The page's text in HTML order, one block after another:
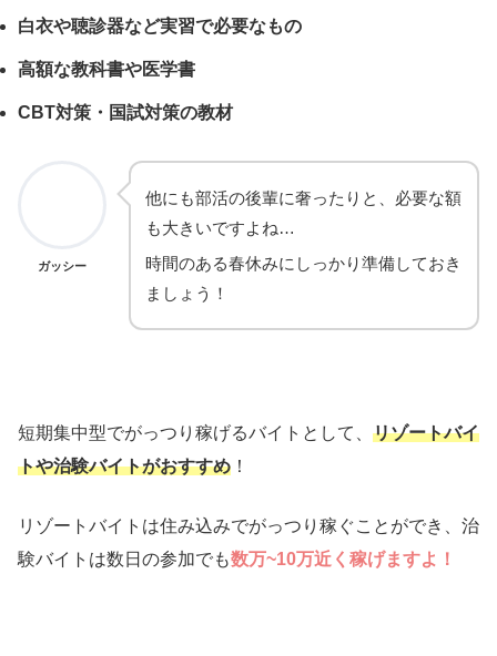
白衣や聴診器など実習で必要なもの
高額な教科書や医学書
CBT対策・国試対策の教材
ガッシー
他にも部活の後輩に奢ったりと、必要な額
も大きいですよね…
時間のある春休みにしっかり準備しておき
ましょう！
短期集中型でがっつり稼げるバイトとして、 リゾートバイ
トや治験バイトがおすすめ ！
リゾートバイトは住み込みでがっつり稼ぐことができ、治
験バイトは数日の参加でも数万~10万近く稼げますよ！